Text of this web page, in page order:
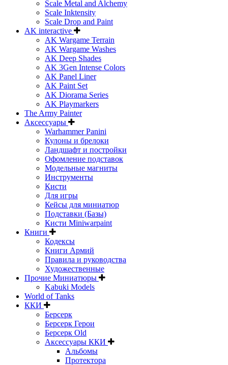
Scale Metal and Alchemy
Scale Inktensity
Scale Drop and Paint
AK interactive
AK Wargame Terrain
AK Wargame Washes
AK Deep Shades
AK 3Gen Intense Colors
AK Panel Liner
AK Paint Set
AK Diorama Series
AK Playmarkers
The Army Painter
Аксессуары
Warhammer Panini
Кулоны и брелоки
Ландшафт и постройки
Офомление подставок
Модельные магниты
Инструменты
Кисти
Для игры
Кейсы для миниатюр
Подставки (Базы)
Кисти Miniwarpaint
Книги
Кодексы
Книги Армий
Правила и руководства
Художественные
Прочие Миниатюры
Kabuki Models
World of Tanks
ККИ
Берсерк
Берсерк Герои
Берсерк Old
Аксессуары ККИ
Альбомы
Протектора